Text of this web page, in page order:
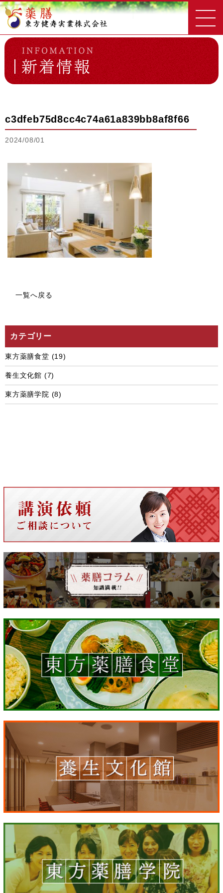
東方健寿実業
新着情報一覧
c3dfeb75d8cc4c74a61a839bb8af8f66
c3dfeb75d8cc4c74a61a839bb8af8f66
2024/08/01
一覧へ戻る
カテゴリー
東方薬膳食堂 (19)
養生文化館 (7)
東方薬膳学院 (8)